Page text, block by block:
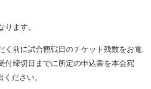
ます。
く前に試合観戦日のチケット残数をお電
付締切日までに所定の申込書を本会宛
ださい。